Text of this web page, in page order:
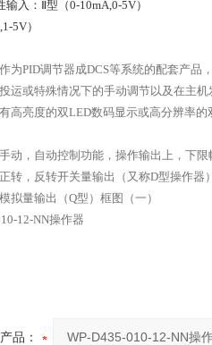
Ⅱ型（0-10mA,0-5V）
5V）
为PID调节器成DCS等系统的配套产品，
运或特殊情况下的手动调节以及在主
高亮度的双LED数码显示或高分辨率
动，自动控制功能，操作输出上，下
转，反转开关量输出（又称D型操作器
拟量输出（Q型）框图（一）
产品：